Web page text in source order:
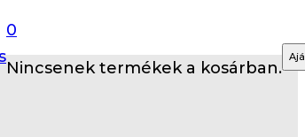
0
Nincsenek termékek a kosárban.